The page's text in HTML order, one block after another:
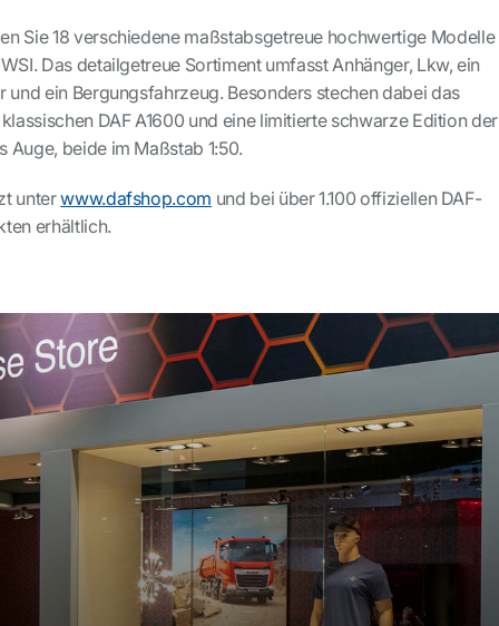
Sie 18 verschiedene maßstabsgetreue hochwertige Modelle
Das detailgetreue Sortiment umfasst Anhänger, Lkw, ein
ein Bergungsfahrzeug. Besonders stechen dabei das
DAF A1600 und eine limitierte schwarze Edition der
Auge, beide im Maßstab 1:50.
unterwww.dafshop.com und bei über 1.100 offiziellen DAF-
erhältlich.